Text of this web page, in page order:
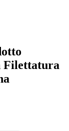
Filettatura